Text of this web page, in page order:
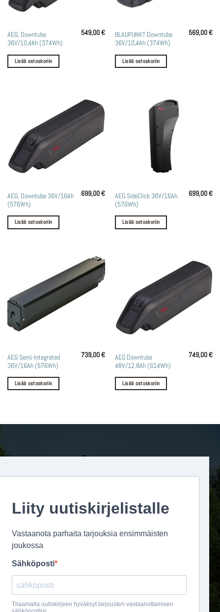
AEG, Downtube
36V/10,4Ah (374Wh)
549,00€
Lisää ostoskoriin
BLAUPUNKT Downtube
36V/10,4Ah (374Wh)
569,00€
Lisää ostoskoriin
AEG, Downtube 36V/16Ah
(576Wh)
699,00€
Lisää ostoskoriin
AEG SideClick 36V/16Ah
(576Wh)
699,00€
Lisää ostoskoriin
AEG Semi-Integrated
36V/16Ah (576Wh)
739,00€
Lisää ostoskoriin
AEG Downtube
48V/12,8Ah (614Wh)
749,00€
Lisää ostoskoriin